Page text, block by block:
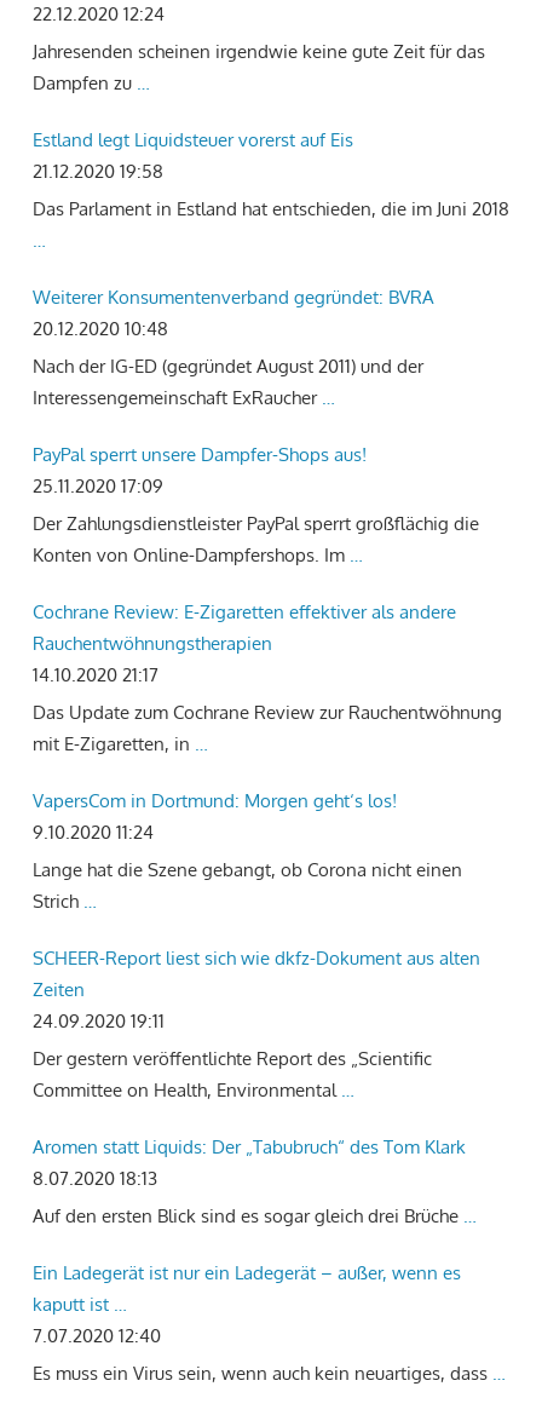
22.12.2020 12:24
Jahresenden scheinen irgendwie keine gute Zeit für das
Dampfen zu …
Estland legt Liquidsteuer vorerst auf Eis
21.12.2020 19:58
Das Parlament in Estland hat entschieden, die im Juni 2018
…
Weiterer Konsumentenverband gegründet: BVRA
20.12.2020 10:48
Nach der IG-ED (gegründet August 2011) und der
Interessengemeinschaft ExRaucher …
PayPal sperrt unsere Dampfer-Shops aus!
25.11.2020 17:09
Der Zahlungsdienstleister PayPal sperrt großflächig die
Konten von Online-Dampfershops. Im …
Cochrane Review: E-Zigaretten effektiver als andere
Rauchentwöhnungstherapien
14.10.2020 21:17
Das Update zum Cochrane Review zur Rauchentwöhnung
mit E-Zigaretten, in …
VapersCom in Dortmund: Morgen geht‘s los!
9.10.2020 11:24
Lange hat die Szene gebangt, ob Corona nicht einen
Strich …
SCHEER-Report liest sich wie dkfz-Dokument aus alten
Zeiten
24.09.2020 19:11
Der gestern veröffentlichte Report des „Scientific
Committee on Health, Environmental …
Aromen statt Liquids: Der „Tabubruch“ des Tom Klark
8.07.2020 18:13
Auf den ersten Blick sind es sogar gleich drei Brüche …
Ein Ladegerät ist nur ein Ladegerät – außer, wenn es
kaputt ist …
7.07.2020 12:40
Es muss ein Virus sein, wenn auch kein neuartiges, dass …